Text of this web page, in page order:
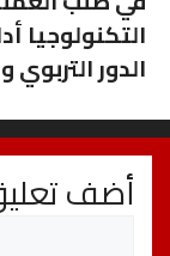
التكنولوجيا
الدور
أضف